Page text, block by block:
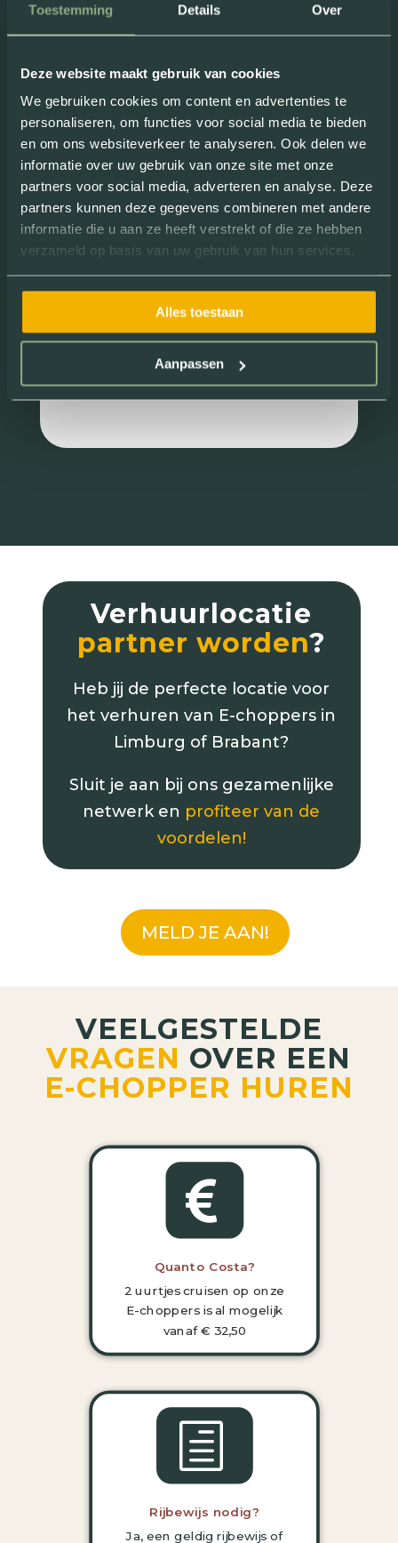
Toestemming Details Over
Deze website maakt gebruik van cookies
We gebruiken cookies om content en advertenties te
personaliseren, om functies voor social media te bieden
en om ons websiteverkeer te analyseren. Ook delen we
informatie over uw gebruik van onze site met onze
partners voor social media, adverteren en analyse. Deze
partners kunnen deze gegevens combineren met andere
informatie die u aan ze heeft verstrekt of die ze hebben
verzameld op basis van uw gebruik van hun services.
Alles toestaan
Aanpassen
doen. De E-choppers zitten fijn, zelfs
Review van: Milou Nielissen
nieuwe interessante plekjes
kennen. Superleuk! ”
Review van: Rick Maessen
Verhuurlocatie
partner worden?
Heb jij de perfecte locatie voor
het verhuren van E-choppers in
Limburg of Brabant?
Sluit je aan bij ons gezamenlijke
netwerk en profiteer van de
voordelen!
MELD JE AAN!
VEELGESTELDE
VRAGEN OVER EEN
E-CHOPPER HUREN

Quanto Costa?
2 uurtjes cruisen op onze
E-choppers is al mogelijk
vanaf € 32,50
h
Rijbewijs nodig?
Ja, een geldig rijbewijs of